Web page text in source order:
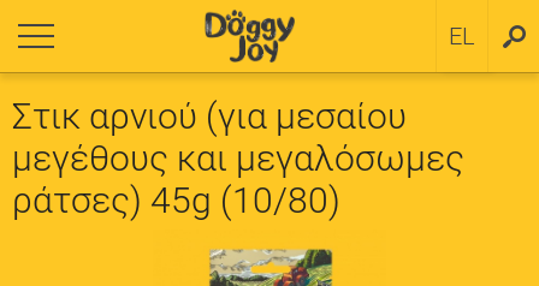
EL
SV
Στικ αρνιού (για μεσαίου
μεγέθους και μεγαλόσωμες
ράτσες) 45g (10/80)
ράτσες
και μεγάλες ράτσες